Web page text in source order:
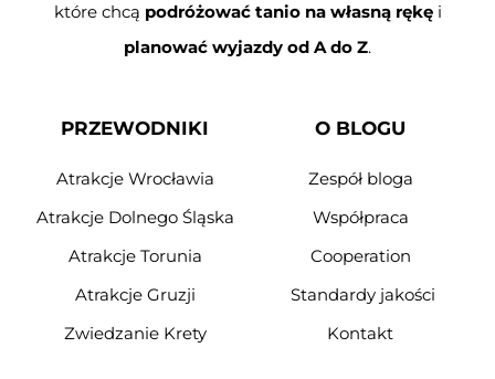
które chcą podróżować tanio na własną rękęi
planować wyjazdy od A do Z.
PRZEWODNIKI
Atrakcje Wrocławia
Atrakcje Dolnego Śląska
Atrakcje Torunia
Atrakcje Gruzji
Zwiedzanie Krety
O BLOGU
Zespół bloga
Współpraca
Cooperation
Standardy jakości
Kontakt